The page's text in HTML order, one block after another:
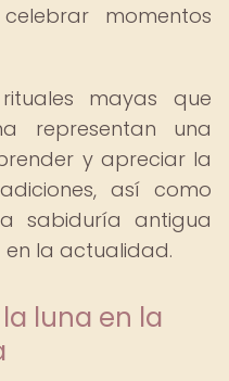
momentos
mayas que
representan una
y apreciar la
así como
sabiduría antigua
en la actualidad.
luna en la